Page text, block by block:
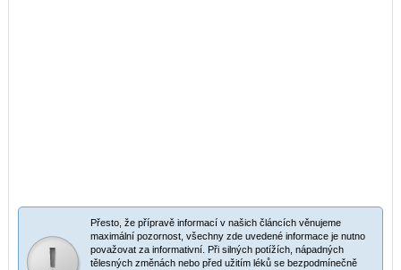
Přesto, že přípravě informací v našich článcích věnujeme
maximální pozornost, všechny zde uvedené informace je nutno
považovat za informativní. Při silných potížích, nápadných
tělesných změnách nebo před užitím léků se bezpodmínečně